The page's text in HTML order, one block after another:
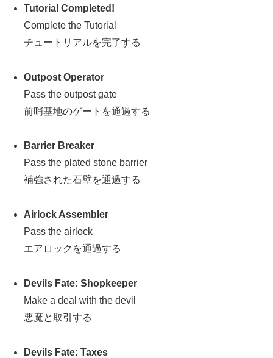
Tutorial Completed!
Complete the Tutorial
チュートリアルを完了する
Outpost Operator
Pass the outpost gate
前哨基地のゲートを通過する
Barrier Breaker
Pass the plated stone barrier
補強された石壁を通過する
Airlock Assembler
Pass the airlock
エアロックを通過する
Devils Fate: Shopkeeper
Make a deal with the devil
悪魔と取引する
Devils Fate: Taxes